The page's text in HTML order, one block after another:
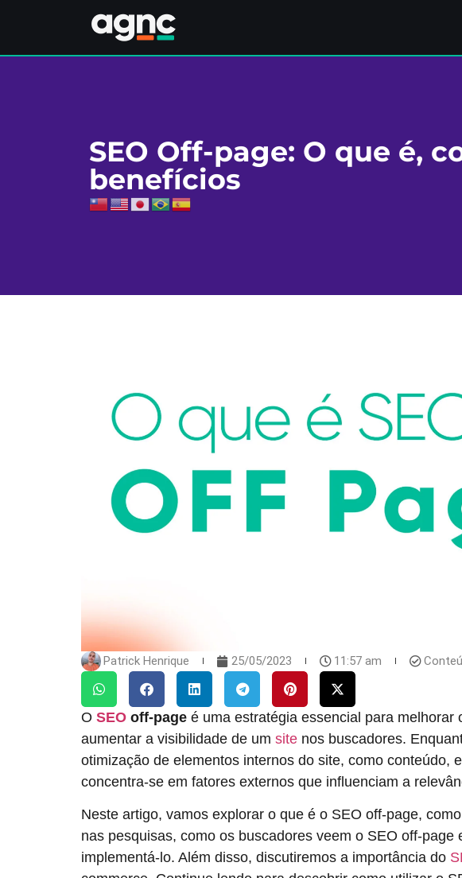
SEO Off-page: O que é,
benefícios
Patrick Henrique 25/05/2023 11:57 am
O SEO off-page é uma estratégia essencial para melhorar
aumentar a visibilidade de um site nos buscadores.
otimização de elementos internos do site, como conteúdo,
concentra-se em fatores externos que influenciam a
Neste artigo, vamos explorar o que é o SEO off-page,
nas pesquisas, como os buscadores veem o SEO off-page
implementá-lo. Além disso, discutiremos a importância do